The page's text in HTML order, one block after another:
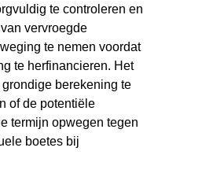
te controleren en
vervroegde
te nemen voordat
te herfinancieren. Het
berekening te
of de potentiële
termijn opwegen tegen
boetes bij